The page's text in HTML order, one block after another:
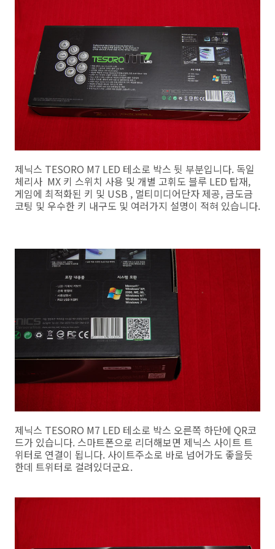
제닉스 TESORO M7 LED 테소로 박스 뒷 부분입니다. 독일
체리사 MX 키 스위치 사용 및 개별 고휘도 블루 LED 탑재,
게임에 최적화된 키 및 USB , 멀티미디어단자 제공, 금도금
코팅 및 우수한 키 내구도 및 여러가지 설명이 적혀 있습니다.
제닉스 TESORO M7 LED 테소로 박스 오른쪽 하단에 QR코
드가 있습니다. 스마트폰으로 리더해보면 제닉스 사이트 트
위터로 연결이 됩니다. 사이트주소로 바로 넘어가도 좋을듯
한데 트위터로 걸려있더군요.